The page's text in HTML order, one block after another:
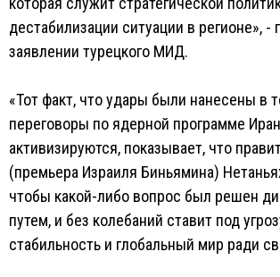
дестабилизации ситуации в регионе», -
заявлении турецкого МИД.
«Тот факт, что удары были нанесены в
переговоры по ядерной программе
активизируются, показывает, что
(премьера Израиля Биньямина)
чтобы какой-либо вопрос был решен
путем, и без колебаний ставит под
стабильность и глобальный мир ради